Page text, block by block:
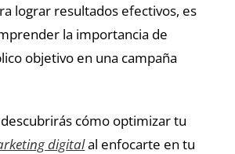
lograr resultados efectivos, es
la importancia de
objetivo en una campaña
cómo optimizar tu
digitalal enfocarte en tu